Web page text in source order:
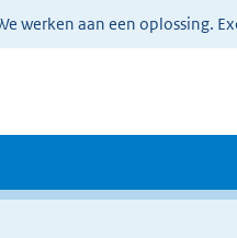
werken aan een oplossing.